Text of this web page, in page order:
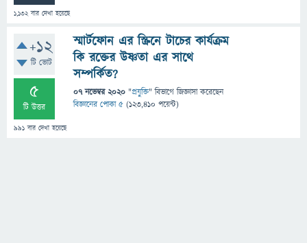
1,132বার দেখা হয়েছে
+12
টি ভোট
5
টি উত্তর
991 বার দেখা হয়েছে
স্মার্টফোন এর স্ক্রিনে টাচের কার্যক্রম
কি রক্তের উষ্ণতা এর সাথে
সম্পর্কিত?
07 নভেম্বর 2020 "প্রযুক্তি" বিভাগে জিজ্ঞাসাকরেছেন
বিজ্ঞানের পোকা ৫ (123,410 পয়েন্ট)